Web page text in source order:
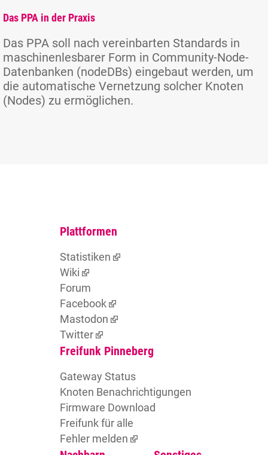
Das PPA in der Praxis
Das PPA soll nach vereinbarten Standards in
maschinenlesbarer Form in Community-Node-
Datenbanken (nodeDBs) eingebaut werden, um
die automatische Vernetzung solcher Knoten
(Nodes) zu ermöglichen.
Plattformen
Statistiken
Wiki
Forum
Facebook
Mastodon
Twitter
Freifunk Pinneberg
Gateway Status
Knoten Benachrichtigungen
Firmware Download
Freifunk für alle
Fehler melden